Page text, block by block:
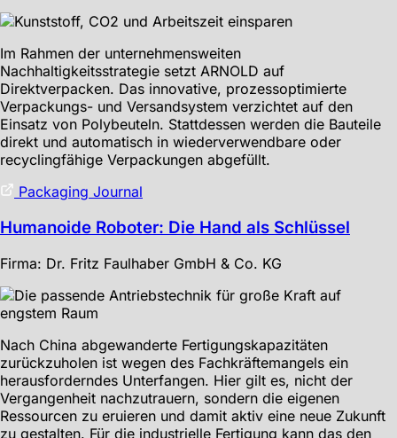
Im Rahmen der unternehmensweiten
Nachhaltigkeitsstrategie setzt ARNOLD auf
Direktverpacken. Das innovative, prozessoptimierte
Verpackungs- und Versandsystem verzichtet auf den
Einsatz von Polybeuteln. Stattdessen werden die Bauteile
direkt und automatisch in wiederverwendbare oder
recyclingfähige Verpackungen abgefüllt.
Packaging Journal
Humanoide Roboter: Die Hand als Schlüssel
Firma: Dr. Fritz Faulhaber GmbH & Co. KG
Nach China abgewanderte Fertigungskapazitäten
zurückzuholen ist wegen des Fachkräftemangels ein
herausforderndes Unterfangen. Hier gilt es, nicht der
Vergangenheit nachzutrauern, sondern die eigenen
Ressourcen zu eruieren und damit aktiv eine neue Zukunft
zu gestalten. Für die industrielle Fertigung kann das den